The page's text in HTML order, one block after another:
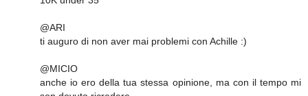
@ARI
ti auguro di non aver mai problemi con Achille :)
@MICIO
anche io ero della tua stessa opinione, ma con il tempo mi